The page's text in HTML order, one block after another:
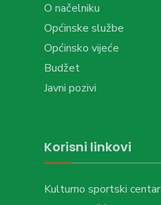
O načelniku
Općinske službe
Općinsko vijeće
Budžet
Javni pozivi
Korisni linkovi
Kulturno sportski centar